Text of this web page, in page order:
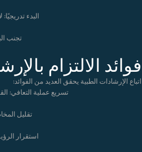
البدء
تجنب
فوائد الالتزام
اتباع الإرشادات الطبية يحقق العديد من الفوائد:
تسريع عملية التعافي:
تقليل
استقرار